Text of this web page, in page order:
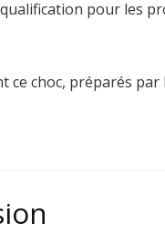
pour les
ce choc, préparés par